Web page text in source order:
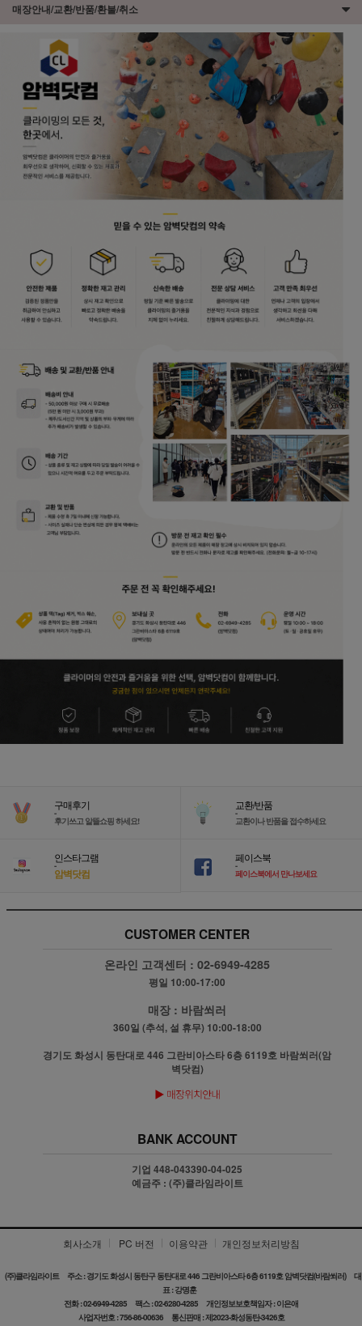
매장안내/교환/반품/환불/취소
구매후기
-
후기쓰고 알뜰쇼핑 하세요!
교환/반품
-
교환이나 반품을 접수하세요
인스타그램
-
암벽닷컴
페이스북
-
페이스북에서 만나보세요
CUSTOMER CENTER
온라인 고객센터 :02-6949-4285
평일 10:00-17:00
매장 : 바람쐬러
360일 (추석, 설 휴무) 10:00-18:00
경기도 화성시 동탄대로 446 그란비아스타 6층 6119호 바람쐬러(암
벽닷컴)
BANK ACCOUNT
기업 448-043390-04-025
예금주 : (주)클라임라이트
회사소개 PC 버전 이용약관 개인정보처리방침
(주)클라임라이트 주소 : 경기도 화성시 동탄구 동탄대로 446 그란비아스타 6층 6119호 암벽닷컴(바람쐬러)
대
표 : 강명훈
전화 : 02-6949-4285
팩스 : 02-6280-4285
개인정보보호책임자 : 이은애
사업자번호 : 756-86-00636
통신판매 : 제2023-화성동탄-3426호